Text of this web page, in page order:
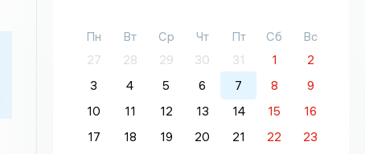
Пн Вт Ср Чт Пт Сб
Вс
27
28 29 30 31 1
2
3
4 5 6 7 8
9
10
11 12 13 14 15
16
17
18 19 20 21 22
23